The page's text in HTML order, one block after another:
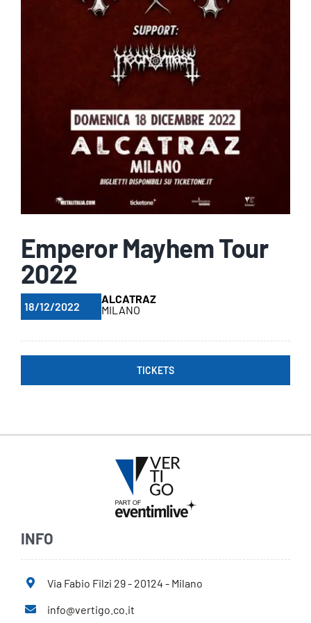
Emperor Mayhem Tour
2022
18/12/2022
ALCATRAZ
MILANO
TICKETS
INFO
Via Fabio Filzi 29 - 20124 - Milano
info@vertigo.co.it